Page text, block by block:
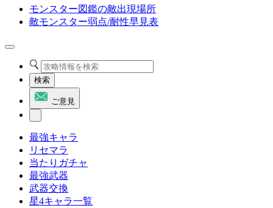
モンスター図鑑の敵出現場所
敵モンスター弱点/耐性早見表
検索
ご意見
最強キャラ
リセマラ
当たりガチャ
最強武器
武器交換
星4キャラ一覧